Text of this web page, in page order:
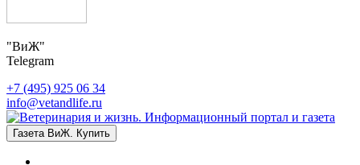
"ВиЖ"
Telegram
+7 (495) 925 06 34
info@vetandlife.ru
Газета ВиЖ. Купить